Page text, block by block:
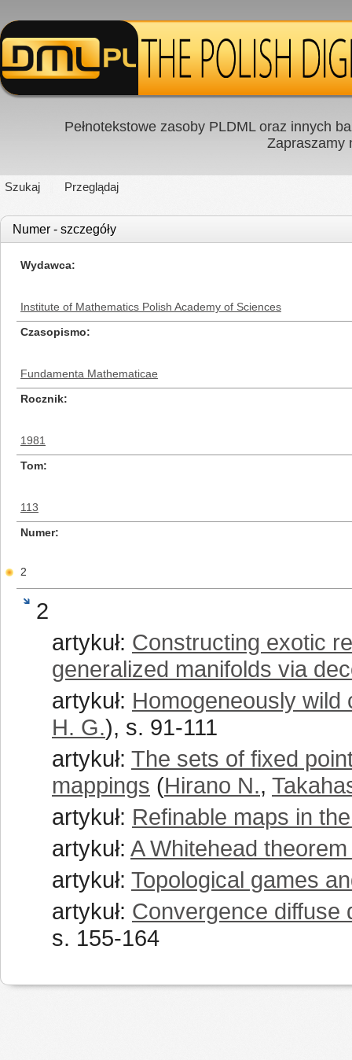
Pełnotekstowe zasoby PLDML oraz innych
Zapraszamy
Szukaj Przeglądaj
Numer - szczegóły
Wydawca
Institute of Mathematics Polish Academy of Sciences
Czasopismo
Fundamenta Mathematicae
Rocznik
1981
Tom
113
Numer
2
2
artykuł: Constructing exotic
generalized manifolds via
artykuł: Homogeneously
H. G.), s. 91-111
artykuł: The sets of fixed
mappings (Hirano N.,
artykuł: Refinable maps in
artykuł: A Whitehead
artykuł: Topological games
artykuł: Convergence diffuse
s. 155-164